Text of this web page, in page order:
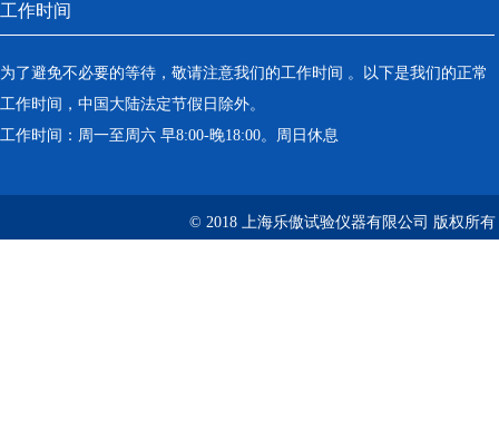
工作时间
为了避免不必要的等待，敬请注意我们的工作时间 。以下是我们的正常
工作时间，中国大陆法定节假日除外。
工作时间：周一至周六 早8:00-晚18:00。周日休息
© 2018 上海乐傲试验仪器有限公司 版权所